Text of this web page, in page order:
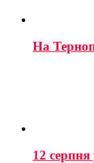
На
12 серпня